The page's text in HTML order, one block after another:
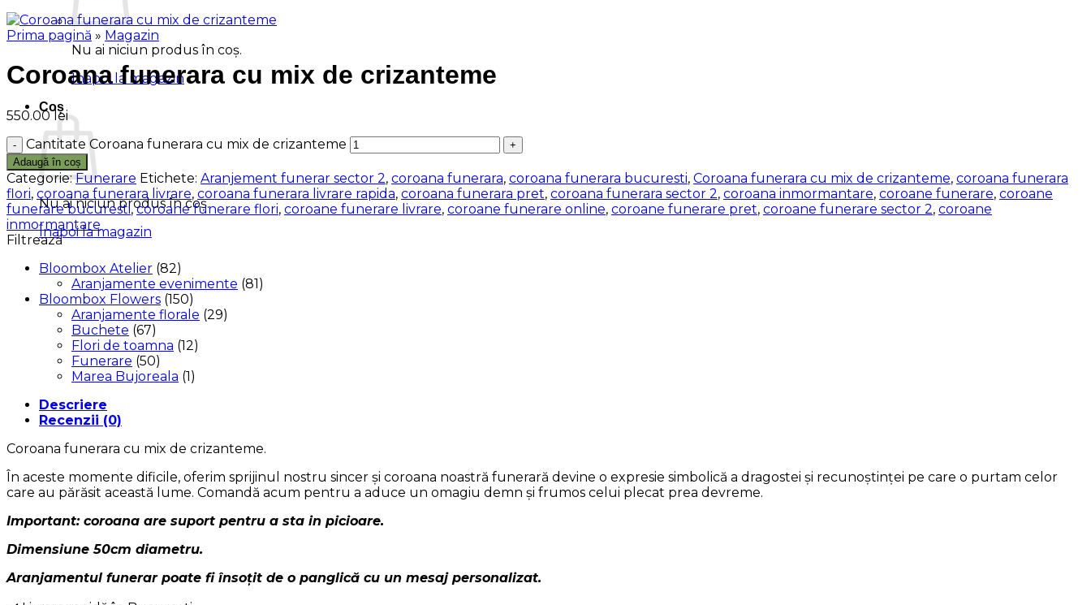
Nu ai niciun produs în coș.
Înapoi la magazin
Coș
Nu ai niciun produs în coș.
Înapoi la magazin
Prima pagină » Magazin
Coroana funerara cu mix de crizanteme
550.00lei
Cantitate Coroana funerara cu mix de crizanteme
Adaugă în coș
Categorie:Funerare Etichete: Aranjement funerar sector 2, coroana funerara, coroana funerara bucuresti, Coroana funerara cu mix de crizanteme, coroana funerara
flori, coroana funerara livrare, coroana funerara livrare rapida, coroana funerara pret, coroana funerara sector 2, coroana inmormantare, coroane funerare, coroane
funerare bucuresti,coroane funerare flori, coroane funerare livrare, coroane funerare online, coroane funerare pret, coroane funerare sector 2, coroane
inmormantare
Filtrează
Bloombox Atelier (82)
Aranjamente evenimente (81)
Bloombox Flowers (150)
Aranjamente florale (29)
Buchete (67)
Flori de toamna (12)
Funerare (50)
Marea Bujoreala (1)
Descriere
Recenzii (0)
Coroana funerara cu mix de crizanteme.
În aceste momente dificile, oferim sprijinul nostru sincer și coroana noastră funerară devine o expresie simbolică a dragostei și recunoștinței pe care o purtam celor
care au părăsit această lume. Comandă acum pentru a aduce un omagiu demn și frumos celui plecat prea devreme.
Important: coroana are suport pentru a sta in picioare.
Dimensiune 50cm diametru.
Aranjamentul funerar poate fi însoțit de o panglică cu un mesaj personalizat.